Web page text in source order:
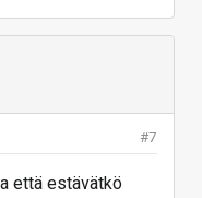
#7
että estävätkö